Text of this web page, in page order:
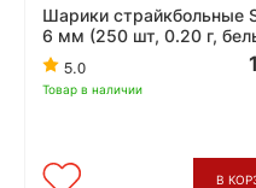
Шарики страйкбольные
6 мм (250 шт, 0.20 г,
5.0
Товар в наличии
В